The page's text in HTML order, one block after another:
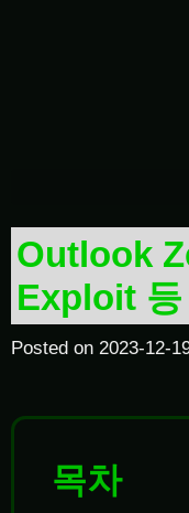
Outlook
Exploit 등
Posted on 2023-12-
목차